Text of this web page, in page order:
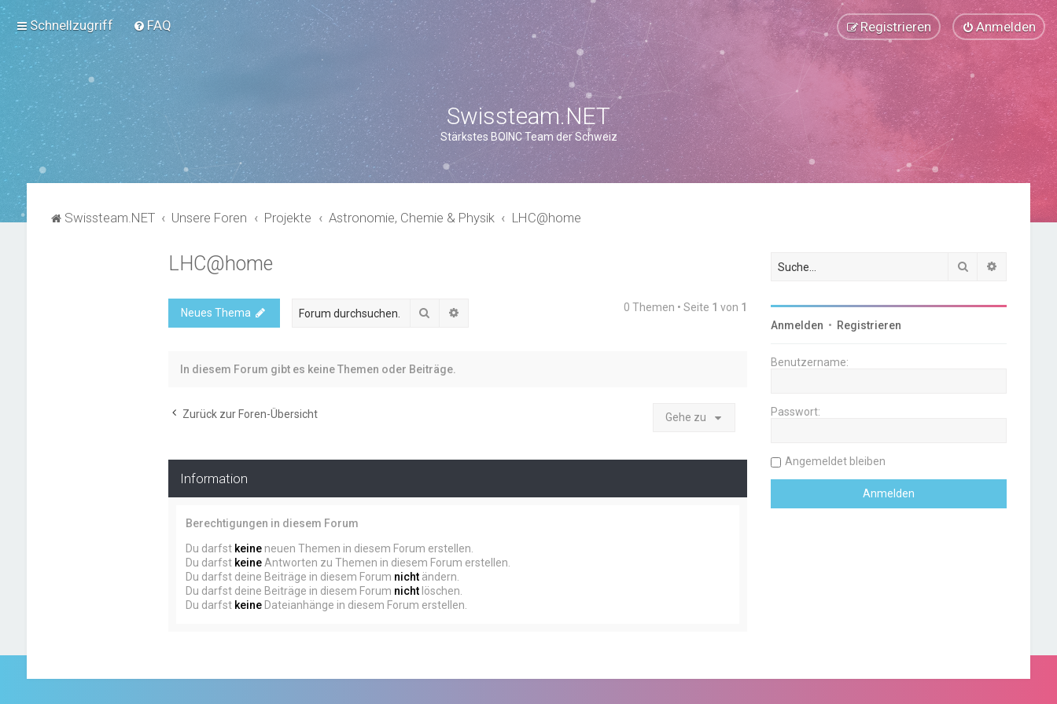
Schnellzugriff FAQ Anmelden
Registrieren
Swissteam.NET
Stärkstes BOINC Team der Schweiz
Swissteam.NET Unsere Foren Projekte Astronomie, Chemie & Physik LHC@home
LHC@home
Neues Thema Suche 0 Themen • Seite 1 von 1
In diesem Forum gibt es keine Themen oder Beiträge.
Zurück zur Foren-Übersicht Gehe zu
Information
Berechtigungen in diesem Forum
Du darfst keineneuen Themen in diesem Forum erstellen.
Du darfst keineAntworten zu Themen in diesem Forum erstellen.
Du darfst deine Beiträge in diesem Forum nichtändern.
Du darfst deine Beiträge in diesem Forum nichtlöschen.
Du darfst keineDateianhänge in diesem Forum erstellen.
Suche
Anmelden • Registrieren
Benutzername:
Passwort:
Angemeldet bleiben